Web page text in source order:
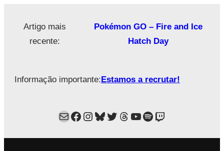
Artigo mais
recente:
Pokémon GO – Fire and Ice
Hatch Day
Informação importante:Estamos a recrutar!
MailFacebook
Instagram
Bluesky
Twitter
Estamos no Threads!
YouTube
Spotify
Twitch